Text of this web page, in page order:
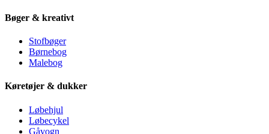
Bøger & kreativt
Stofbøger
Børnebog
Malebog
Køretøjer & dukker
Løbehjul
Løbecykel
Gåvogn